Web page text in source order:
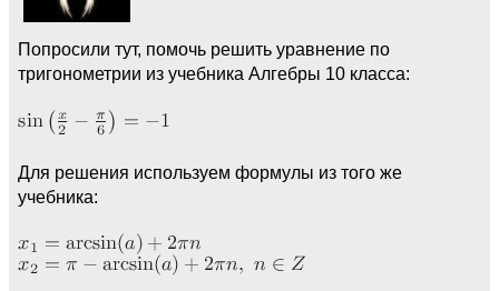
Попросили тут, помочь решить уравнение по
тригонометрии из учебника Алгебры 10 класса:
Для решения используем формулы из того же
учебника: